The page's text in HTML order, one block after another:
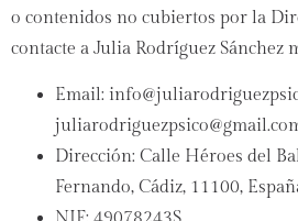
o contenidos no cubiertos por la
contacte a Julia Rodríguez Sánchez
Email:
Dirección: Calle Héroes del
Fernando, Cádiz, 11100,